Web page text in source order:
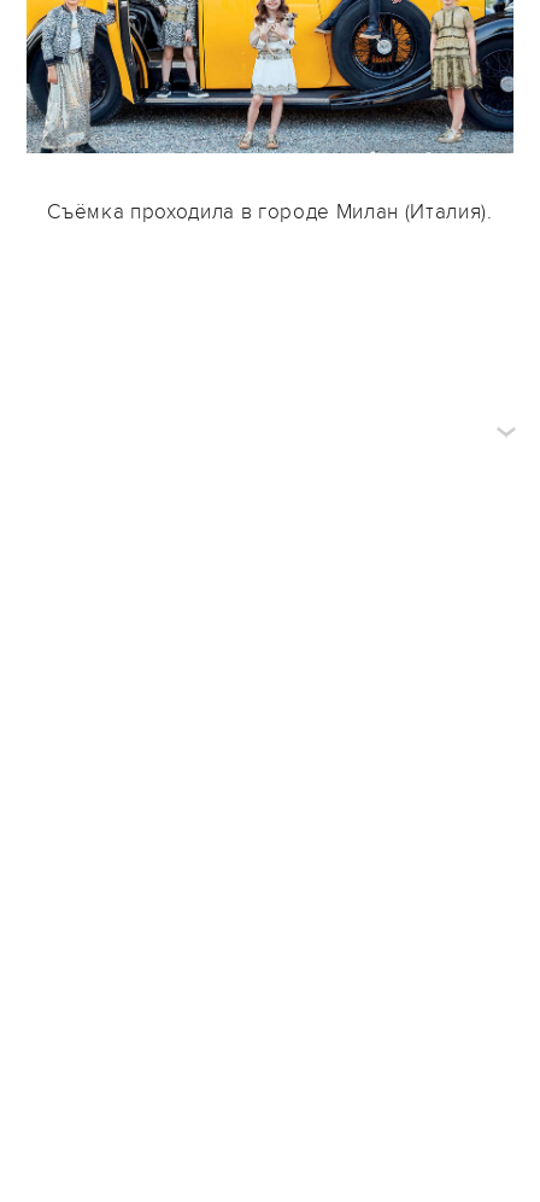
Съёмка проходила в городе Милан (Италия).